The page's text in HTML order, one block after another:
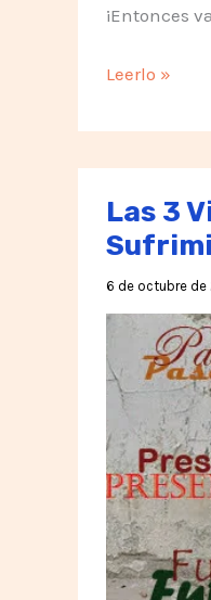
¡Entonces
Posiciones
y
Estados
Leerlo »
Las 3
6 de octubre de